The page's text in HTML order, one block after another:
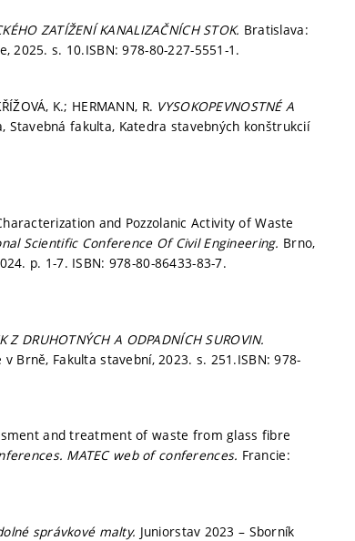
ZATÍŽENÍ KANALIZAČNÍCH STOK. Bratislava:
2025.s. 10.ISBN: 978-80-227-5551-1.
K.; HERMANN, R. VYSOKOPEVNOSTNÉ A
Stavebná fakulta, Katedra stavebných konštrukcií
Characterization and Pozzolanic Activity of Waste
Scientific Conference Of Civil Engineering. Brno,
p. 1-7. ISBN: 978-80-86433-83-7.
Z DRUHOTNÝCH A ODPADNÍCH SUROVIN.
Brně, Fakulta stavební, 2023. s. 251.ISBN: 978-
and treatment of waste from glass fibre
MATEC web of conferences. Francie:
správkové malty. Juniorstav 2023 – Sborník